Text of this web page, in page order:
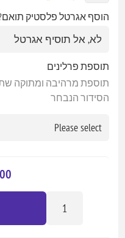
הוסף אגרטל פלסטיק
תוספת פרלינים
תוספת מרהיבה ומתוקה
הסידור הנבחר
₪